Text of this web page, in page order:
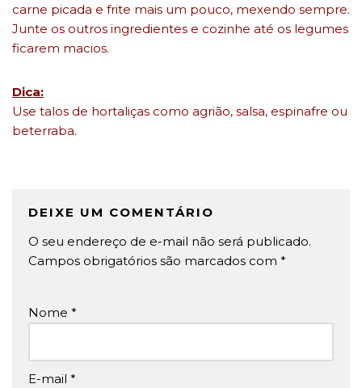
carne picada e frite mais um pouco, mexendo sempre.
Junte os outros ingredientes e cozinhe até os legumes
ficarem macios.
Dica:
Use talos de hortaliças como agrião, salsa, espinafre ou
beterraba.
DEIXE UM COMENTÁRIO
O seu endereço de e-mail não será publicado.
Campos obrigatórios são marcados com *
Nome *
E-mail *